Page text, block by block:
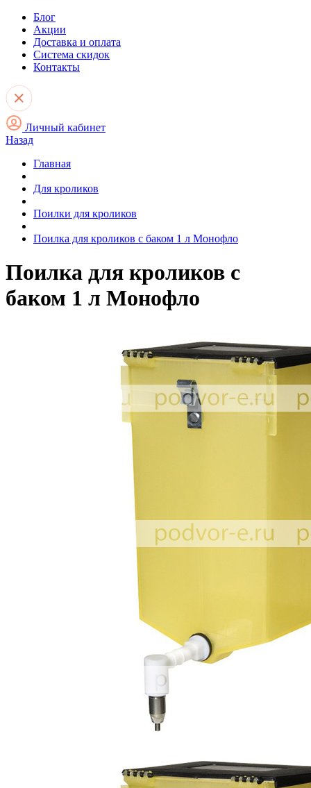
Блог
Акции
Доставка и оплата
Система скидок
Контакты
Личный кабинет
Назад
Главная
Для кроликов
Поилки для кроликов
Поилка для кроликов с баком 1 л Монофло
Поилка для кроликов с
баком 1 л Монофло